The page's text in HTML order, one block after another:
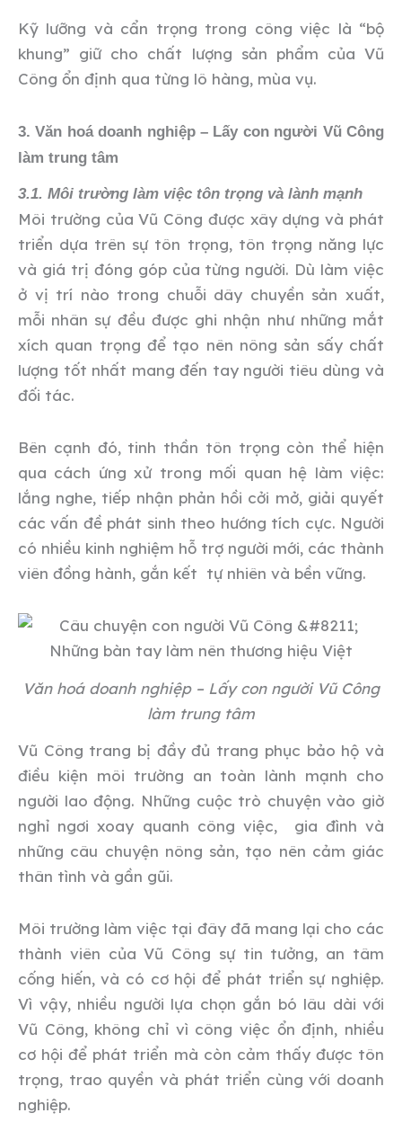
Kỹ lưỡng và cẩn trọng trong công việc là “bộ
khung” giữ cho chất lượng sản phẩm của Vũ
Công ổn định qua từng lô hàng, mùa vụ.
3. Văn hoá doanh nghiệp – Lấy con người Vũ Công
làm trung tâm
3.1. Môi trường làm việc tôn trọng và lành mạnh
Môi trường của Vũ Công được xây dựng và phát
triển dựa trên sự tôn trọng, tôn trọng năng lực
và giá trị đóng góp của từng người. Dù làm việc
ở vị trí nào trong chuỗi dây chuyền sản xuất,
mỗi nhân sự đều được ghi nhận như những mắt
xích quan trọng để tạo nên nông sản sấy chất
lượng tốt nhất mang đến tay người tiêu dùng và
đối tác.
Bên cạnh đó, tinh thần tôn trọng còn thể hiện
qua cách ứng xử trong mối quan hệ làm việc:
lắng nghe, tiếp nhận phản hồi cởi mở, giải quyết
các vấn đề phát sinh theo hướng tích cực. Người
có nhiều kinh nghiệm hỗ trợ người mới, các thành
viên đồng hành, gắn kết tự nhiên và bền vững.
Văn hoá doanh nghiệp – Lấy con người Vũ Công
làm trung tâm
Vũ Công trang bị đầy đủ trang phục bảo hộ và
điều kiện môi trường an toàn lành mạnh cho
người lao động. Những cuộc trò chuyện vào giờ
nghỉ ngơi xoay quanh công việc, gia đình và
những câu chuyện nông sản, tạo nên cảm giác
thân tình và gần gũi.
Môi trường làm việc tại đây đã mang lại cho các
thành viên của Vũ Công sự tin tưởng, an tâm
cống hiến, và có cơ hội để phát triển sự nghiệp.
Vì vậy, nhiều người lựa chọn gắn bó lâu dài với
Vũ Công, không chỉ vì công việc ổn định, nhiều
cơ hội để phát triển mà còn cảm thấy được tôn
trọng, trao quyền và phát triển cùng với doanh
nghiệp.